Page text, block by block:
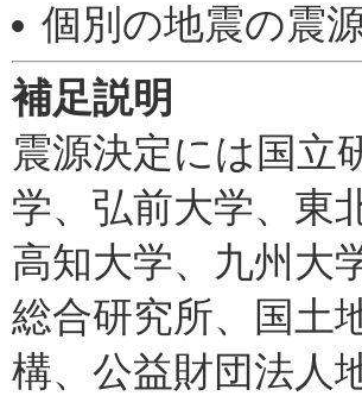
個別の地震の震
補足説明
震源決定には国立
学、弘前大学、東
高知大学、九州大
総合研究所、国土
構、公益財団法人